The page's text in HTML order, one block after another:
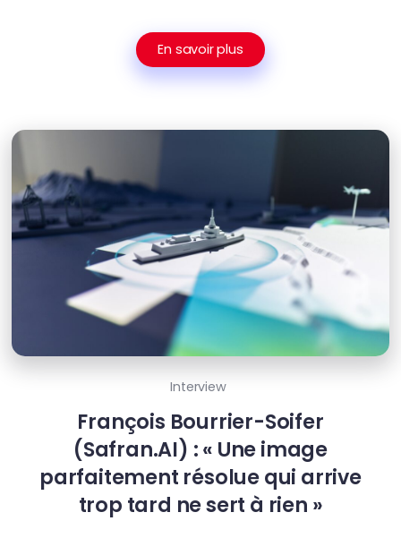
En savoir plus
Interview
François Bourrier-Soifer
(Safran.AI) : « Une image
parfaitement résolue qui arrive
trop tard ne sert à rien »